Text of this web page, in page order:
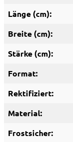
Länge (cm):
Breite (cm):
Stärke (cm):
Format:
Rektifiziert:
Material:
Frostsicher: